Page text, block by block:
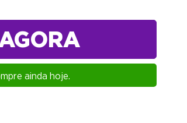
ainda hoje.